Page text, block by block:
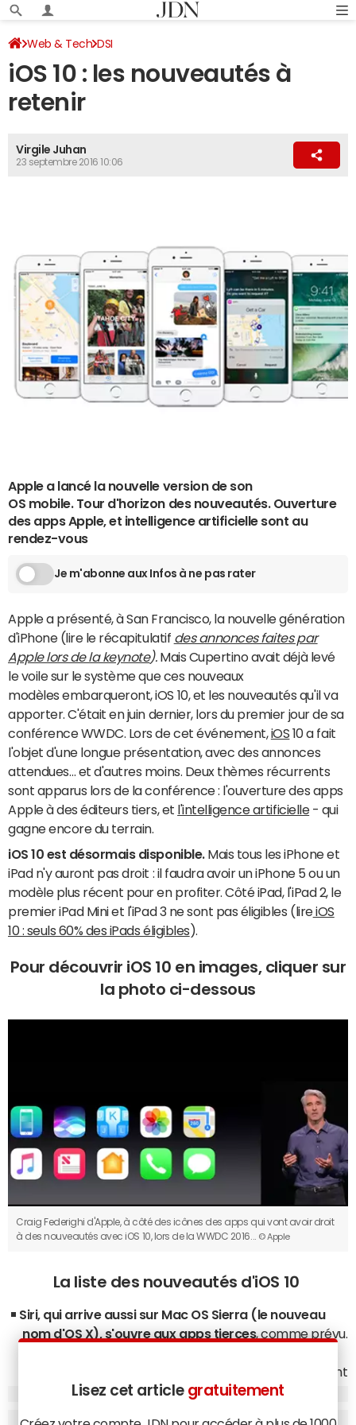
Web & Tech DSI
iOS 10 : les nouveautés à
retenir
Virgile Juhan
23 septembre 2016 10:06
Apple a lancé la nouvelle version de son
OS mobile. Tour d'horizon des nouveautés. Ouverture
des apps Apple, et intelligence artificielle sont au
rendez-vous
Je m'abonne aux Infos à ne pas rater
Apple a présenté, à San Francisco, la nouvelle génération
d'iPhone (lire le récapitulatif des annonces faites par
Apple lors de la keynote). Mais Cupertino avait déjà levé
le voile sur le système que ces nouveaux
modèles embarqueront, iOS 10, et les nouveautés qu'il va
apporter. C'était en juin dernier, lors du premier jour de sa
conférence WWDC. Lors de cet événement,iOS 10 a fait
l'objet d'une longue présentation, avec des annonces
attendues… et d'autres moins. Deux thèmes récurrents
sont apparus lors de la conférence : l'ouverture des apps
Apple à des éditeurs tiers, et l'intelligence artificielle- qui
gagne encore du terrain.
iOS 10 est désormais disponible. Mais tous les iPhone et
iPad n'y auront pas droit : il faudra avoir un iPhone 5 ou un
modèle plus récent pour en profiter. Côté iPad, l'iPad 2, le
premier iPad Mini et l'iPad 3 ne sont pas éligibles (lireiOS
10 : seuls 60% des iPads éligibles).
Pour découvrir iOS 10 en images, cliquer sur
la photo ci-dessous
Craig Federighi d'Apple, à côté des icônes des apps qui vont avoir droit
à des nouveautés avec iOS 10, lors de la WWDC 2016...
© Apple
La liste des nouveautés d'iOS 10
Siri, qui arrive aussi sur Mac OS Sierra (le nouveau
nom d'OS X), s'ouvre aux apps tierces, comme prévu.
comprendre et recevoir des commandes de l'assistant
d'Apple : Uber a notamment été cité, mais aussi
Lisez cet article gratuitement